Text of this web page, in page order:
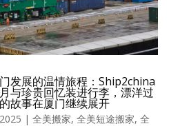
发展的温情旅程：Ship2china
与珍贵回忆装进行李，漂洋过
故事在厦门继续展开
| 全美搬家, 全美短途搬家, 全